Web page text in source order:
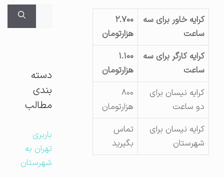
کرایه خاور برای سه
ساعت
۲.۷۰۰
هزارتومان
کرایه کارگر برای سه
ساعت
۱.۱۰۰
هزارتومان
کرایه نیسان برای
دو ساعت
هزارتومان
کرایه نیسان برای
شهرستان
تماس
بگیرید
دسته
بندی
مطالب
باربری
تهران به
شهرستان